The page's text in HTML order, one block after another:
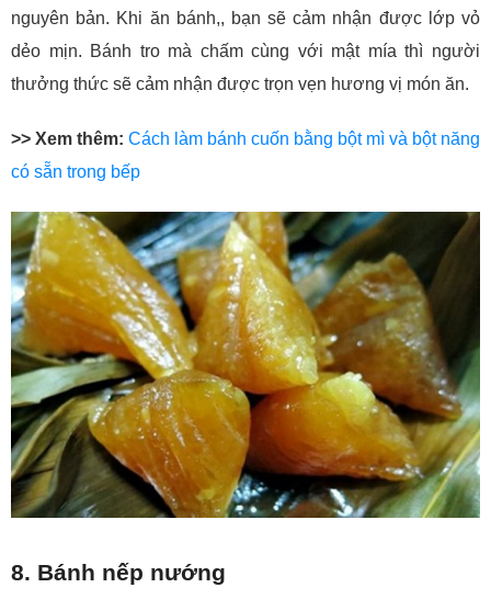
nguyên bản. Khi ăn bánh,, bạn sẽ cảm nhận được lớp vỏ
dẻo mịn. Bánh tro mà chấm cùng với mật mía thì người
thưởng thức sẽ cảm nhận được trọn vẹn hương vị món ăn.
>> Xem thêm: Cách làm bánh cuốn bằng bột mì và bột năng
có sẵn trong bếp
8. Bánh nếp nướng